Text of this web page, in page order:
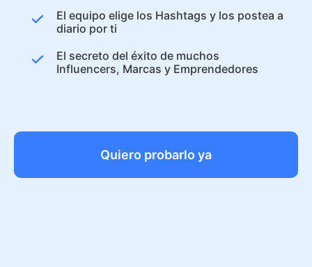
El equipo elige los Hashtags y los postea a
diario por ti
El secreto del éxito de muchos
Influencers, Marcas y Emprendedores
Quiero probarlo ya